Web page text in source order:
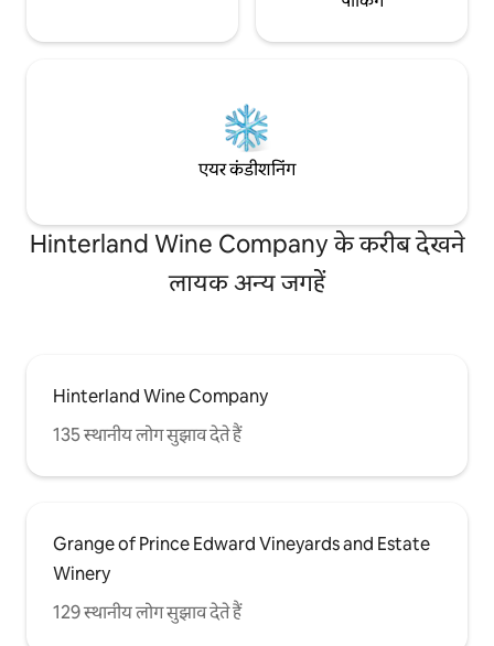
एयर कंडीशनिंग
Hinterland Wine Company के करीब देखने
लायक अन्य जगहें
Hinterland Wine Company
135 स्थानीय लोग सुझाव देते हैं
Grange of Prince Edward Vineyards and Estate
Winery
129 स्थानीय लोग सुझाव देते हैं